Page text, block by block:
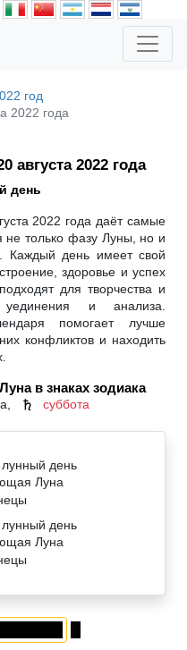
год
2022 года
августа 2022 года
день
2022 года даёт самые
не только фазу Луны, но и
Каждый день имеет свой
здоровье и успех
для творчества и
и анализа.
помогает лучше
конфликтов и находить
в знаках зодиака
♄ суббота
лунный день
Луна
лунный день
Луна